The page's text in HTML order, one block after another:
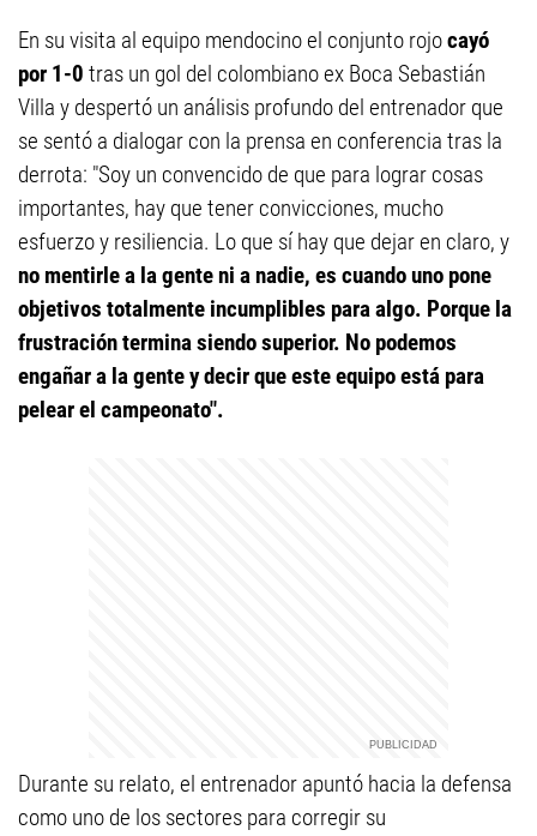
En su visita al equipo mendocino el conjunto rojocayó
por 1-0 tras un gol del colombiano ex Boca Sebastián
Villa y despertó un análisis profundo del entrenador que
se sentó a dialogar con la prensa en conferencia tras la
derrota: "Soy un convencido de que para lograr cosas
importantes, hay que tener convicciones, mucho
esfuerzo y resiliencia. Lo que sí hay que dejar en claro, y
no mentirle a la gente ni a nadie, es cuando uno pone
objetivos totalmente incumplibles para algo. Porque la
frustración termina siendo superior. No podemos
engañar a la gente y decir que este equipo está para
pelear el campeonato".
Durante su relato, el entrenador apuntó hacia la defensa
como uno de los sectores para corregir su